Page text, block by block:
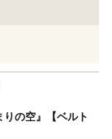
の空』【ベルト